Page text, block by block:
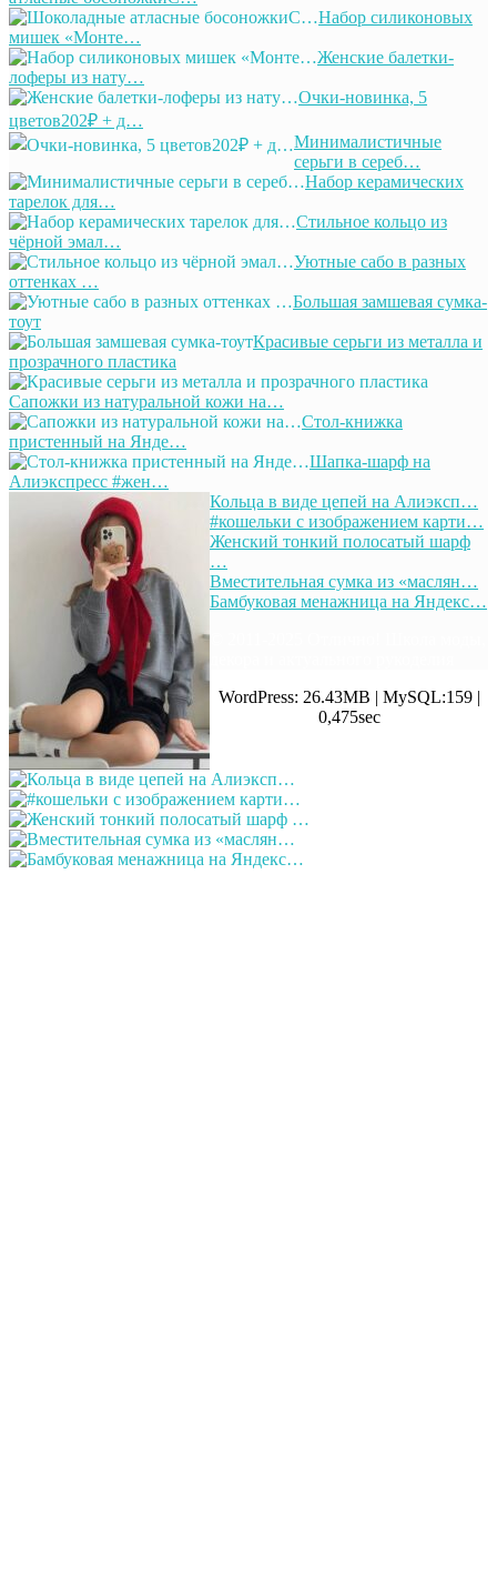
Набор силиконовых
мишек «Монте…
Женские балетки-
лоферы из нату…
Очки-новинка, 5
цветов202₽ + д…
Минималистичные
серьги в сереб…
Набор керамических
тарелок для…
Стильное кольцо из
чёрной эмал…
Уютные сабо в разных
оттенках …
Большая замшевая сумка-
тоут
Красивые серьги из металла и
прозрачного пластика
Сапожки из натуральной кожи на…
Стол-книжка
пристенный на Янде…
Шапка-шарф на
Алиэкспресс #жен…
Кольца в виде цепей на Алиэксп…
#кошельки с изображением карти…
Женский тонкий полосатый шарф
…
Вместительная сумка из «маслян…
Бамбуковая менажница на Яндекс…
WordPress: 26.43MB | MySQL:159 |
0,475sec